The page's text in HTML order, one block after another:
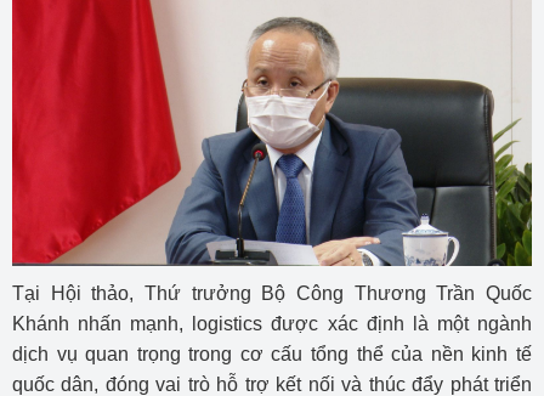
Tại Hội thảo, Thứ trưởng Bộ Công Thương Trần Quốc
Khánh nhấn mạnh, logistics được xác định là một ngành
dịch vụ quan trọng trong cơ cấu tổng thể của nền kinh tế
quốc dân, đóng vai trò hỗ trợ kết nối và thúc đẩy phát triển